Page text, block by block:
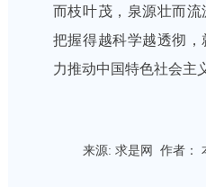
而枝叶茂，泉源壮而
把握得越科学越透彻
力推动中国特色社会主
来源:求是网 作者：